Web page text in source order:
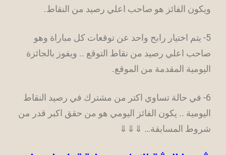
ويكون الفائز هو صاحب اعلي رصيد من النقاط.
5- يتم اختيار رابح واحد عن توقعات كل مباراة وهو
صاحب اعلي رصيد من نقاط التوقع .. ويفوز بالجائزة
اليومية المقدمة من الموقع.
6- في حالة تساوي اكتر من مشترك في رصيد النقاط
اليومية .. يكون الفائز اليومي هو من حقق اكبر قدر من
شروط المسابقة… ⇓⇓⇓